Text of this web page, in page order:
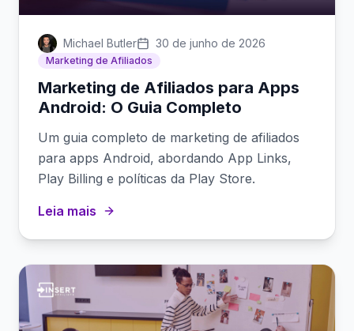
Michael Butler 30 de junho de 2026
Marketing de Afiliados
Marketing de Afiliados para Apps
Android: O Guia Completo
Um guia completo de marketing de afiliados
para apps Android, abordando App Links,
Play Billing e políticas da Play Store.
Leia mais